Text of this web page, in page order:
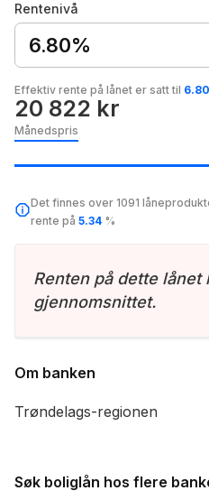
Rentenivå
6.80%
Effektiv rente på lånet er satt til
20 822 kr
Månedspris
Det finnes over 1091
rente på 5.34 %
Renten på dette lånet
gjennomsnittet.
Om banken
Trøndelags-regionen
Søk boliglån hos flere